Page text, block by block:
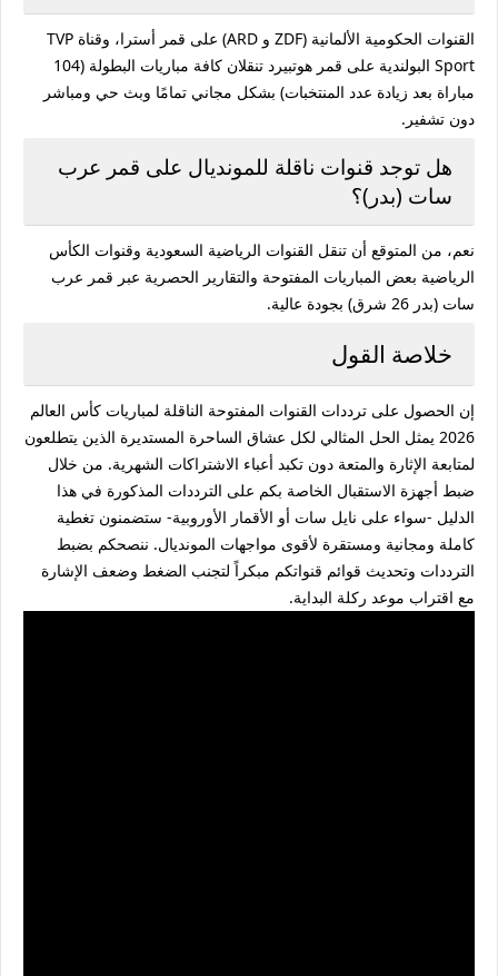
القنوات الحكومية الألمانية (ZDF و ARD) على قمر أسترا، وقناة TVP
Sport البولندية على قمر هوتبيرد تنقلان كافة مباريات البطولة (104
مباراة بعد زيادة عدد المنتخبات) بشكل مجاني تمامًا وبث حي ومباشر
دون تشفير.
هل توجد قنوات ناقلة للمونديال على قمر عرب
سات (بدر)؟
نعم، من المتوقع أن تنقل القنوات الرياضية السعودية وقنوات الكأس
الرياضية بعض المباريات المفتوحة والتقارير الحصرية عبر قمر عرب
سات (بدر 26 شرق) بجودة عالية.
خلاصة القول
إن الحصول على ترددات القنوات المفتوحة الناقلة لمباريات كأس العالم
2026 يمثل الحل المثالي لكل عشاق الساحرة المستديرة الذين يتطلعون
لمتابعة الإثارة والمتعة دون تكبد أعباء الاشتراكات الشهرية. من خلال
ضبط أجهزة الاستقبال الخاصة بكم على الترددات المذكورة في هذا
الدليل -سواء على نايل سات أو الأقمار الأوروبية- ستضمنون تغطية
كاملة ومجانية ومستقرة لأقوى مواجهات المونديال. ننصحكم بضبط
الترددات وتحديث قوائم قنواتكم مبكراً لتجنب الضغط وضعف الإشارة
مع اقتراب موعد ركلة البداية.